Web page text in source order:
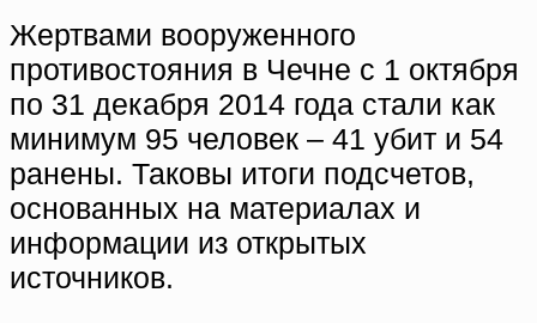
Жертвами вооруженного
противостояния в Чечне с 1 октября
по 31 декабря 2014 года стали как
минимум 95 человек – 41 убит и 54
ранены. Таковы итоги подсчетов,
основанных на материалах и
информации из открытых
источников.